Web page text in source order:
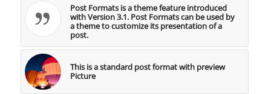
Post Formats is a theme feature introduced
with Version 3.1. Post Formats can be used by
a theme to customize its presentation of a
post.
This is a standard post format with preview
Picture